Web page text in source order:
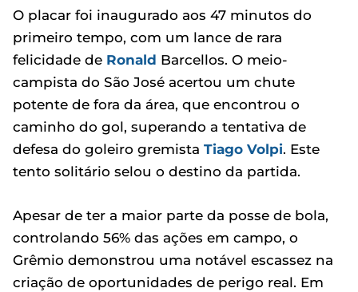
O placar foi inaugurado aos 47 minutos do
primeiro tempo, com um lance de rara
felicidade de Ronald Barcellos. O meio-
campista do São José acertou um chute
potente de fora da área, que encontrou o
caminho do gol, superando a tentativa de
defesa do goleiro gremista Tiago Volpi. Este
tento solitário selou o destino da partida.
Apesar de ter a maior parte da posse de bola,
controlando 56% das ações em campo, o
Grêmio demonstrou uma notável escassez na
criação de oportunidades de perigo real. Em